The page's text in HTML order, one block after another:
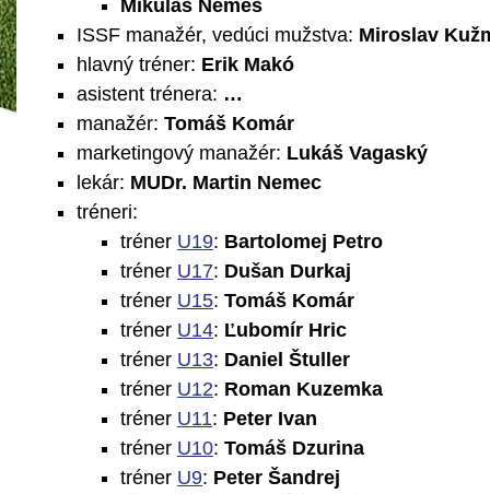
Mikuláš Nemeš
ISSF manažér, vedúci mužstva: Miroslav
hlavný tréner: Erik Makó
asistent trénera: …
manažér: Tomáš Komár
marketingový manažér: Lukáš Vagaský
lekár: MUDr. Martin Nemec
tréneri:
tréner U19: Bartolomej Petro
tréner U17: Dušan Durkaj
tréner U15: Tomáš Komár
tréner U14: Ľubomír Hric
tréner U13: Daniel Štuller
tréner U12: Roman Kuzemka
tréner U11: Peter Ivan
tréner U10: Tomáš Dzurina
tréner U9: Peter Šandrej